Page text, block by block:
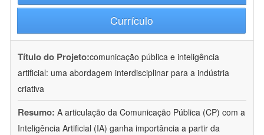
Currículo
Título do Projeto:comunicação pública e inteligência
artificial: uma abordagem interdisciplinar para a indústria
criativa
Resumo: A articulação da Comunicação Pública (CP) com a
Inteligência Artificial (IA) ganha importância a partir da